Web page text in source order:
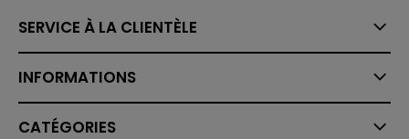
SERVICE À LA CLIENTÈLE
INFORMATIONS
CATÉGORIES